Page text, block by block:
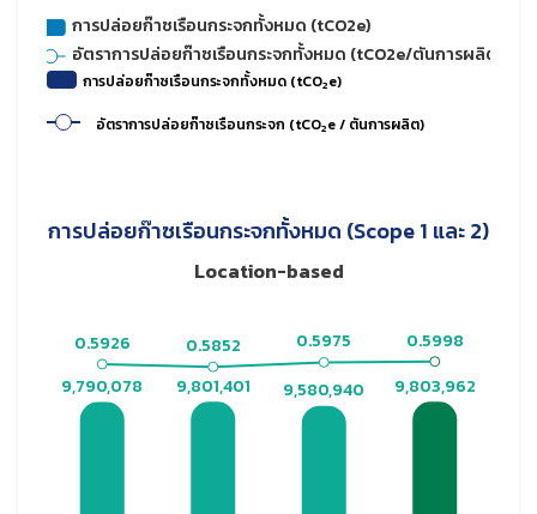
การปล่อยก๊าซเรือนกระจกทั้งหมด (tCO2e)
อัตราการปล่อยก๊าซเรือนกระจก (tCO2e / ตันการผลิต)
การปล่อยก๊าซเรือนกระจกทั้งหมด (Scope 1 และ 2)
Location-based